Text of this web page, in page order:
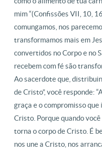
mim “(Confissões VII, 10,
comungamos, nos
transformamos mais em
convertidos no Corpo e no
recebem com fé são
Ao sacerdote que,
de Cristo”, você responde:
graça e o compromisso
Cristo. Porque quando
torna o corpo de Cristo. É
nos une a Cristo, nos